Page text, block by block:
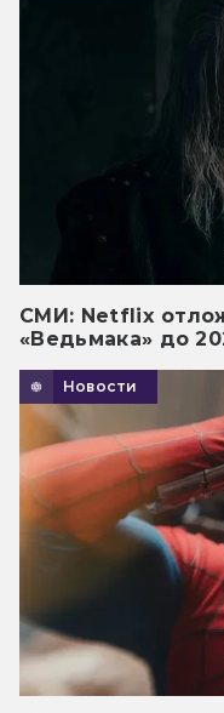
СМИ: Netflix
«Ведьмака» до
Новости